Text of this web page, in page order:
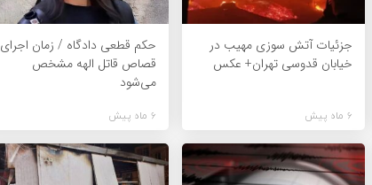
جزئیات آتش سوزی مهیب در
خیابان قدوسی تهران+ عکس
6 ماه پیش
حکم قطعی دادگاه / زمان اجرای
قصاص قاتل الهه مشخص
می‌شود
6 ماه پیش